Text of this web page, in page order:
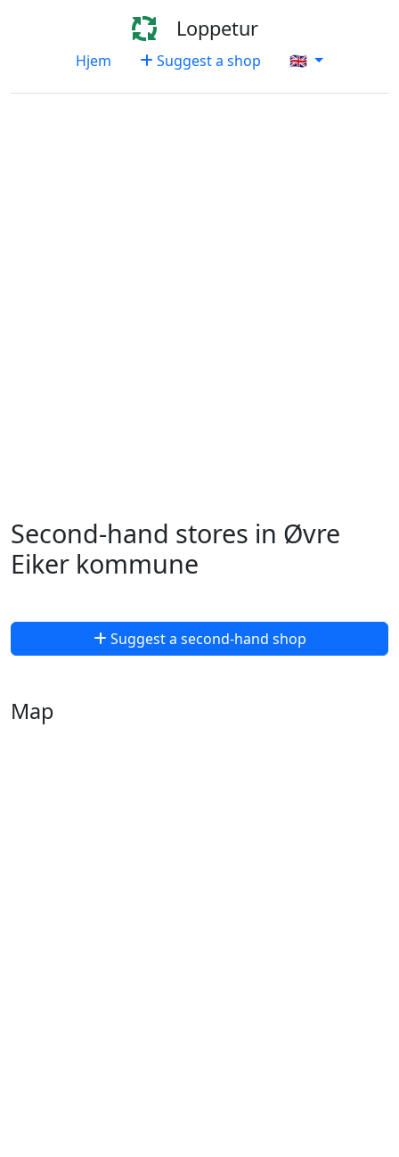
Loppetur
Hjem Suggest a shop 🇬🇧
Second-hand stores in Øvre
Eiker kommune
Suggest a second-hand shop
Map